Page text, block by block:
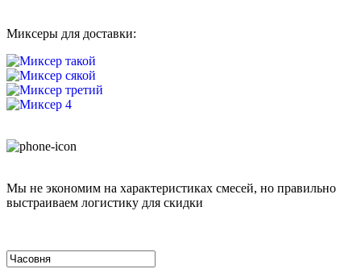
Миксеры для доставки:
Мы не экономим на характеристиках смесей, но правильно
выстраиваем логистику для скидки